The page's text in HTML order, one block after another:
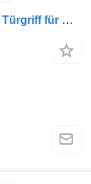
Mâner de intrare în cabină, spate stânga Türgriff für Mercedes-Benz – A9408100454 LKW